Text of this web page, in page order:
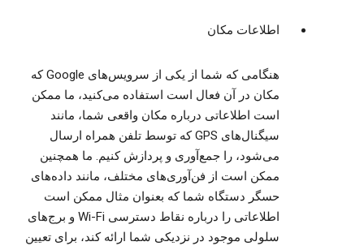
اطلاعات مکان
هنگامی که شما از یکی از سرویس‌های Google که
مکان در آن فعال است استفاده می‌کنید، ما ممکن
است اطلاعاتی درباره مکان واقعی شما، مانند
سیگنال‌های GPS که توسط تلفن همراه ارسال
می‌شود، را جمع‌آوری و پردازش کنیم. ما همچنین
ممکن است از فن‌آوری‌های مختلف، مانند داده‌های
حسگر دستگاه شما که بعنوان مثال ممکن است
اطلاعاتی را درباره نقاط دسترسی Wi-Fi و برج‌های
سلولی موجود در نزدیکی شما ارائه کند، برای تعیین